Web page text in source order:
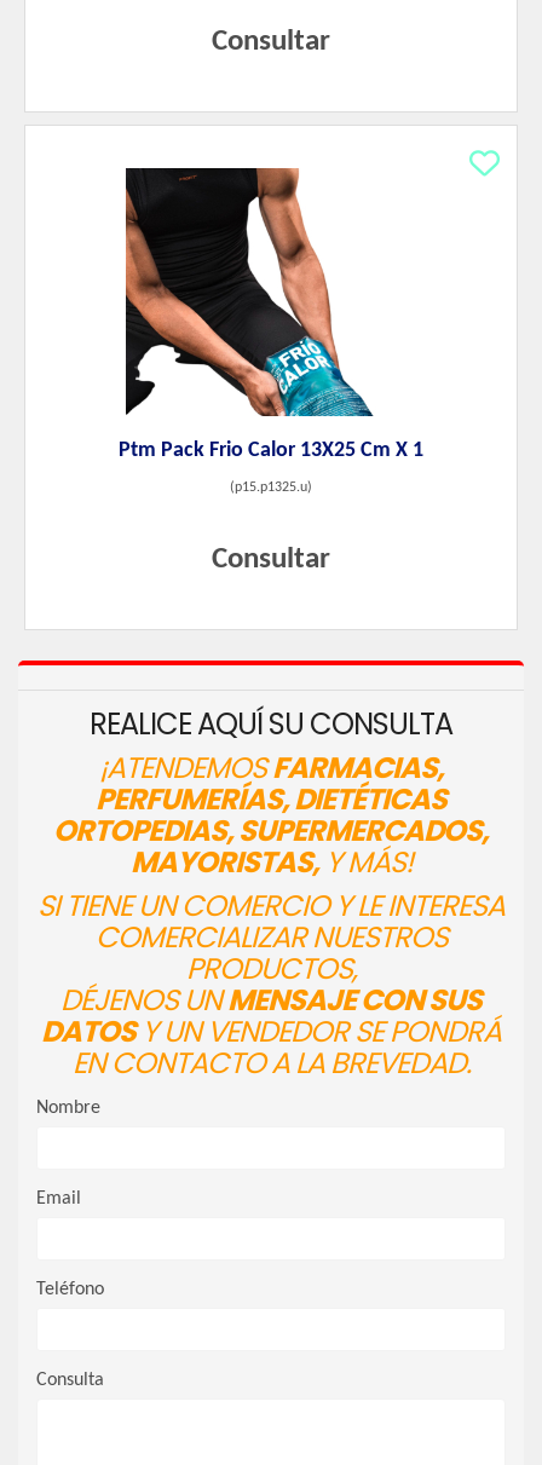
Consultar
Ptm Pack Frio Calor 13X25 Cm X 1
(p15.p1325.u)
Consultar
REALICE AQUÍ SU CONSULTA
¡ATENDEMOSFARMACIAS,
PERFUMERÍAS, DIETÉTICAS
ORTOPEDIAS, SUPERMERCADOS,
MAYORISTAS,Y MÁS!
SI TIENE UN COMERCIO Y LE INTERESA
COMERCIALIZAR NUESTROS
PRODUCTOS,
DÉJENOS UNMENSAJE CON SUS
DATOSY UN VENDEDOR SE PONDRÁ
EN CONTACTO A LA BREVEDAD.
Nombre
Email
Teléfono
Consulta